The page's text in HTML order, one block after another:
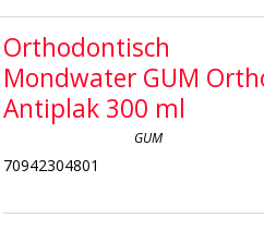
Orthodontisch
Mondwater GUM
Antiplak 300 ml
GUM
70942304801